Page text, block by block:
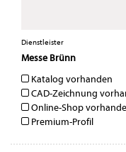
Dienstleister
Messe Brünn
Katalog vorhanden
CAD-Zeichnung
Online-Shop
Premium-Profil